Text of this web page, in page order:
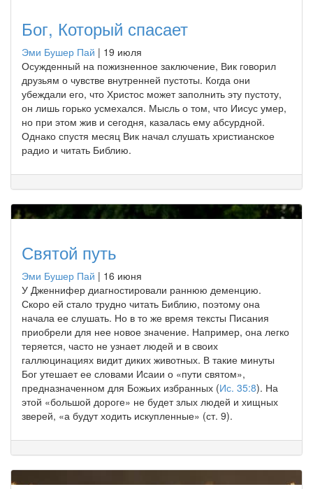
Бог, Который спасает
Эми Бушер Пай | 19 июля
Осужденный на пожизненное заключение, Вик говорил
друзьям о чувстве внутренней пустоты. Когда они
убеждали его, что Христос может заполнить эту пустоту,
он лишь горько усмехался. Мысль о том, что Иисус умер,
но при этом жив и сегодня, казалась ему абсурдной.
Однако спустя месяц Вик начал слушать христианское
радио и читать Библию.
Святой путь
Эми Бушер Пай | 16 июня
У Дженнифер диагностировали раннюю деменцию.
Скоро ей стало трудно читать Библию, поэтому она
начала ее слушать. Но в то же время тексты Писания
приобрели для нее новое значение. Например, она легко
теряется, часто не узнает людей и в своих
галлюцинациях видит диких животных. В такие минуты
Бог утешает ее словами Исаии о «пути святом»,
предназначенном для Божьих избранных (Ис. 35:8). На
этой «большой дороге» не будет злых людей и хищных
зверей, «а будут ходить искупленные» (ст. 9).